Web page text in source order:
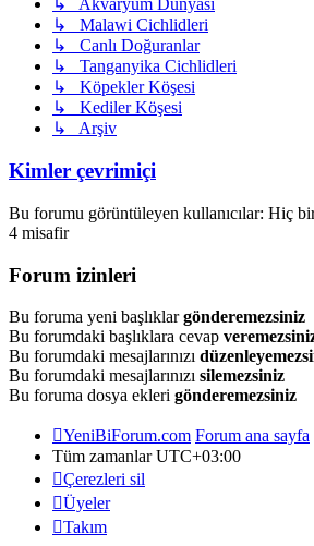
↳ Akvaryum Dünyası
↳ Malawi Cichlidleri
↳ Canlı Doğuranlar
↳ Tanganyika Cichlidleri
↳ Köpekler Köşesi
↳ Kediler Köşesi
↳ Arşiv
Kimler çevrimiçi
Bu forumu görüntüleyen kullanıcılar: Hiç
4 misafir
Forum izinleri
Bu foruma yeni başlıklargönderemezsiniz
Bu forumdaki başlıklara cevap
Bu forumdaki mesajlarınızı
Bu forumdaki mesajlarınızı silemezsiniz
Bu foruma dosya ekleri gönderemezsiniz
YeniBiForum.com Forum ana sayfa
Tüm zamanlarUTC+03:00
Çerezleri sil
Üyeler
Takım